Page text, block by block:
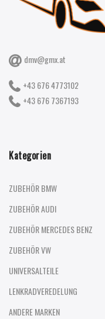
dmv@gmx.at
+43 676 4773102
+43 676 7367193
Kategorien
ZUBEHÖR BMW
ZUBEHÖR AUDI
ZUBEHÖR MERCEDES BENZ
ZUBEHÖR VW
UNIVERSALTEILE
LENKRADVEREDELUNG
ANDERE MARKEN